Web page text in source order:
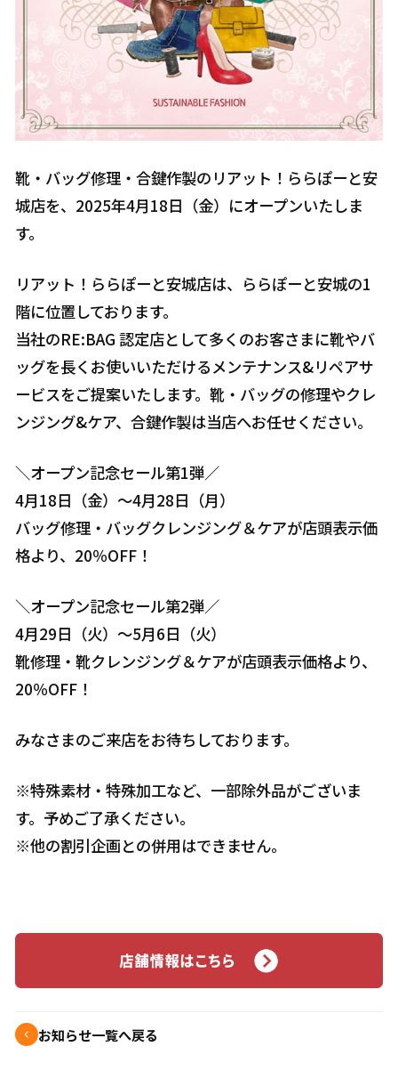
靴・バッグ修理・合鍵作製のリアット！ららぽーと安
城店を、2025年4月18日（金）にオープンいたしま
す。
リアット！ららぽーと安城店は、ららぽーと安城の1
階に位置しております。
当社のRE:BAG 認定店として多くのお客さまに靴やバ
ッグを長くお使いいただけるメンテナンス&リペアサ
ービスをご提案いたします。靴・バッグの修理やクレ
ンジング&ケア、合鍵作製は当店へお任せください。
＼オープン記念セール第1弾／
4月18日（金）～4月28日（月）
バッグ修理・バッグクレンジング＆ケアが店頭表示価
格より、20％OFF！
＼オープン記念セール第2弾／
4月29日（火）～5月6日（火）
靴修理・靴クレンジング＆ケアが店頭表示価格より、
20％OFF！
みなさまのご来店をお待ちしております。
※特殊素材・特殊加工など、一部除外品がございま
す。予めご了承ください。
※他の割引企画との併用はできません。
お知らせ一覧へ戻る